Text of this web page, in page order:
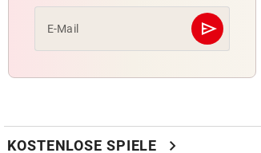
E-Mail send
Abschicken
KOSTENLOSE SPIELE chevron_right